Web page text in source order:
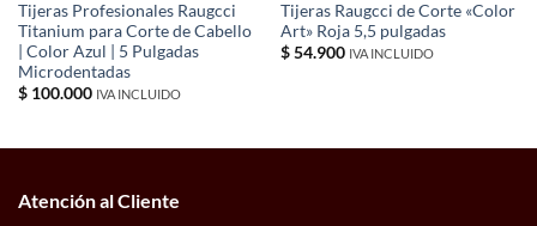
Tijeras Profesionales Raugcci
Titanium para Corte de Cabello
| Color Azul | 5 Pulgadas
Microdentadas
$100.000 IVA INCLUIDO
Tijeras Raugcci de Corte «Color
Art» Roja 5,5 pulgadas
$54.900 IVA INCLUIDO
Atención al Cliente